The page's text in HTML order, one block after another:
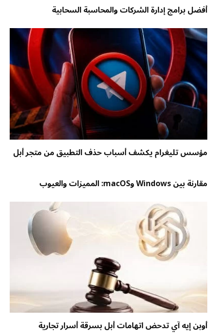
أفضل برامج إدارة الشركات والمحاسبة السحابية
مؤسس تليغرام يكشف أسباب حذف التطبيق من متجر أبل
مقارنة بين Windows وmacOS: المميزات والعيوب
أوبن إيه آي تدحض اتهامات أبل بسرقة أسرار تجارية